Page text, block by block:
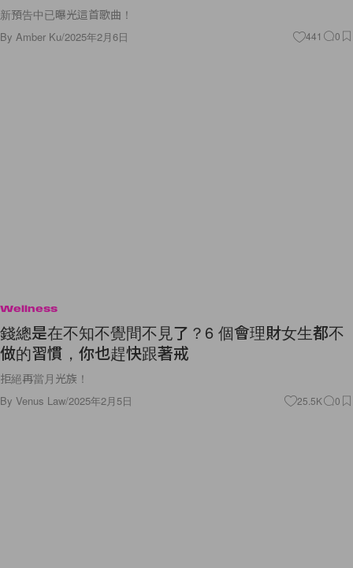
新預告中已曝光這首歌曲！
By Amber Ku/2025年2月6日 441 0
Wellness
錢總是在不知不覺間不見了？6 個會理財女生都不
做的習慣，你也趕快跟著戒
拒絕再當月光族！
By Venus Law/2025年2月5日 25.5K 0